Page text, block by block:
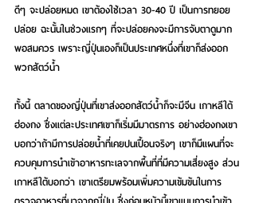
ดีๆ จะปล่อยหมด เขาต้องใช้เวลา 30-40 ปี เป็นการทยอย
ปล่อย ฉะนั้นในช่วงแรกๆ ที่จะปล่อยคงจะมีการจับตาดูมาก
พอสมควร เพราะญี่ปุ่นเองก็เป็นประเทศหนึ่งที่เขาก็ส่งออก
พวกสัตว์น้ำ
ทั้งนี้ ตลาดของญี่ปุ่นที่เขาส่งออกสัตว์น้ำก็จะมีจีน เกาหลีใต้
ฮ่องกง ซึ่งแต่ละประเทศเขาก็เริ่มมีมาตรการ อย่างฮ่องกงเขา
บอกว่าถ้ามีการปล่อยน้ำที่เคยปนเปื้อนจริงๆ เขาก็มีแผนที่จะ
ควบคุมการนำเข้าอาหารทะเลจากพื้นที่ที่มีความเสี่ยงสูง ส่วน
เกาหลีใต้บอกว่า เขาเตรียมพร้อมเพิ่มความเข้มข้นในการ